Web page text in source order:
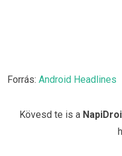
Forrás: Android Headlines
Kövesd te is a